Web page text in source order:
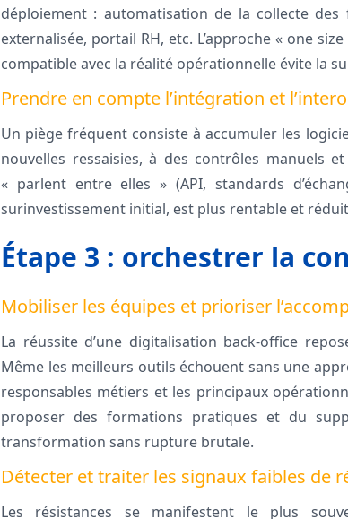
déploiement : automatisation de la collecte
externalisée, portail RH, etc. L’approche « one
compatible avec la réalité opérationnelle évite la
Prendre en compte l’intégration et
Un piège fréquent consiste à accumuler les
nouvelles ressaisies, à des contrôles manuels
« parlent entre elles » (API, standards
surinvestissement initial, est plus rentable et
Étape 3 : orchestrer la
Mobiliser les équipes et prioriser
La réussite d’une digitalisation back-office
Même les meilleurs outils échouent sans une
responsables métiers et les principaux
proposer des formations pratiques et du
transformation sans rupture brutale.
Détecter et traiter les signaux faibles de
Les résistances se manifestent le plus